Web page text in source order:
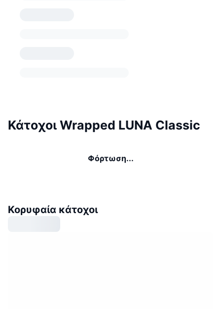
Κάτοχοι Wrapped LUNA Classic
Φόρτωση...
Κορυφαία κάτοχοι